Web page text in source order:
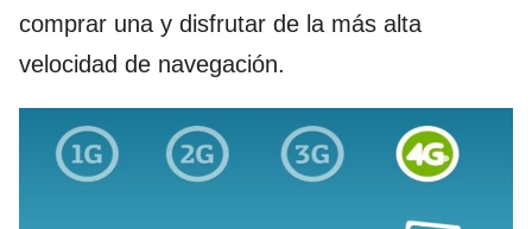
comprar una y disfrutar de la más alta
velocidad de navegación.